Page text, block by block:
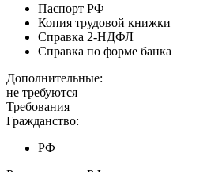
Паспорт РФ
Копия трудовой книжки
Справка 2-НДФЛ
Справка по форме банка
Дополнительные:
не требуются
Требования
Гражданство:
РФ